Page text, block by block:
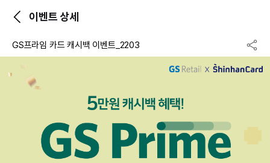
이벤트 상세
GS프라임 카드 캐시백 이벤트_2203